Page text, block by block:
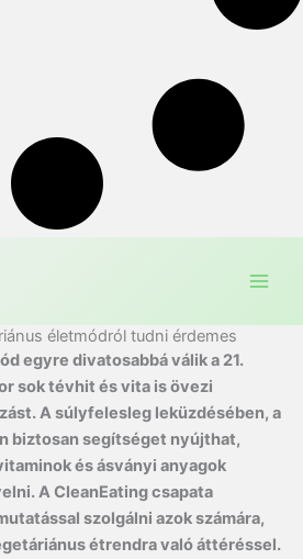
életmódról tudni érdemes
egyre divatosabbá válik a 21.
sok tévhit és vita is övezi
A súlyfelesleg leküzdésében, a
biztosan segítséget nyújthat,
és ásványi anyagok
A CleanEating csapata
szolgálni azok számára,
étrendra való áttéréssel.